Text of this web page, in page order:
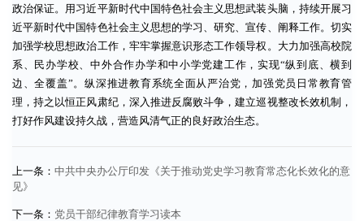
政治保证。用习近平新时代中国特色社会主义思想武装头脑，持续开展习
近平新时代中国特色社会主义思想的学习、研究、宣传、阐释工作。切实
加强学校思想政治工作，牢牢掌握意识形态工作领导权。大力加强高校院
系、民办学校、中外合作办学和中小学党建工作，实现“纵到底、横到
边、全覆盖”。纵深推进教育系统全面从严治党，加强党员日常教育管
理，持之以恒正风肃纪，深入推进反腐败斗争，建立巡视整改长效机制，
打好作风建设持久战，营造风清气正的良好政治生态。
上一条： 中共中央办公厅印发《关于推动党史学习教育常态化长效化的意
见》
下一条： 党员干部纪律教育学习读本